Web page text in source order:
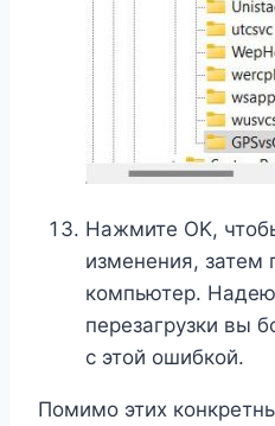
Нажмите OK,
изменения, затем
компьютер.
перезагрузки вы
с этой ошибкой.
Помимо этих